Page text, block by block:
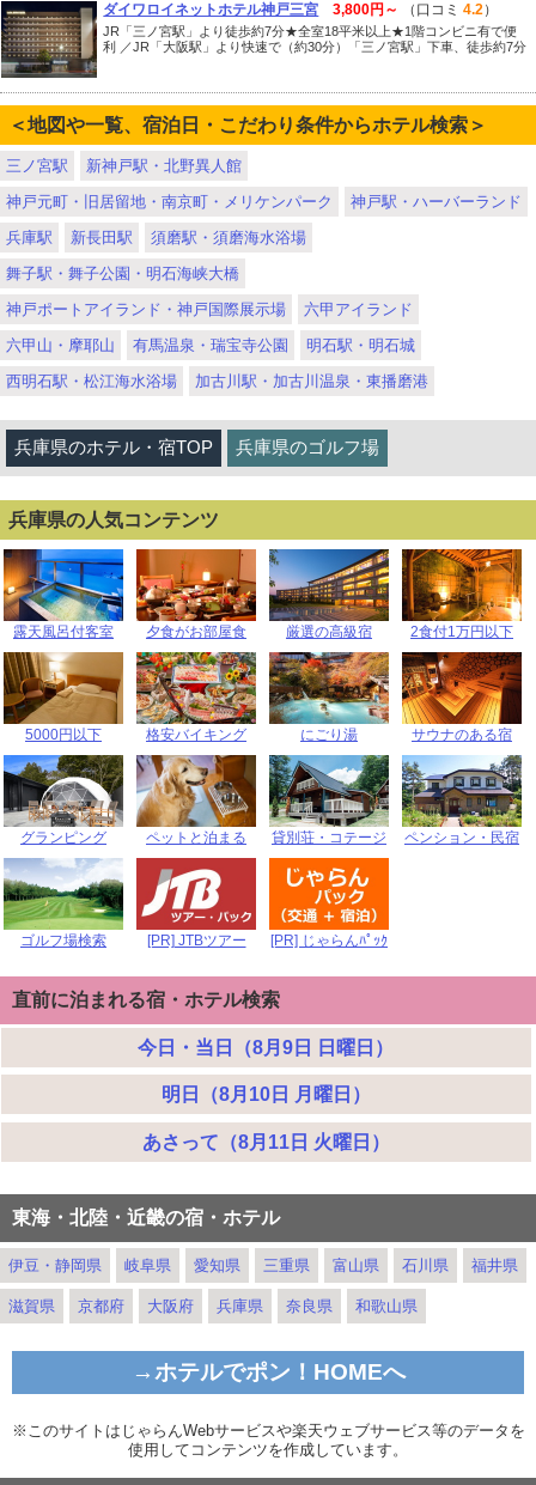
ダイワロイネットホテル神戸三宮
3,800円～ （口コミ4.2）
JR「三ノ宮駅」より徒歩約7分★全室18平米以上★1階コンビニ有で便
利 ／JR「大阪駅」より快速で（約30分）「三ノ宮駅」下車、徒歩約7分
＜地図や一覧、宿泊日・こだわり条件からホテル検索＞
三ノ宮駅
新神戸駅・北野異人館
神戸元町・旧居留地・南京町・メリケンパーク
神戸駅・ハーバーランド
兵庫駅
新長田駅
須磨駅・須磨海水浴場
舞子駅・舞子公園・明石海峡大橋
神戸ポートアイランド・神戸国際展示場
六甲アイランド
六甲山・摩耶山
有馬温泉・瑞宝寺公園
明石駅・明石城
西明石駅・松江海水浴場
加古川駅・加古川温泉・東播磨港
兵庫県のホテル・宿TOP 兵庫県のゴルフ場
兵庫県の人気コンテンツ
露天風呂付客室 夕食がお部屋食 厳選の高級宿 2食付1万円以下
5000円以下 格安バイキング にごり湯 サウナのある宿
グランピング ペットと泊まる 貸別荘・コテージ ペンション・民宿
ゴルフ場検索 [PR] JTBツアー [PR] じゃらんﾊﾟｯｸ
直前に泊まれる宿・ホテル検索
今日・当日（8月9日 日曜日）
明日（8月10日 月曜日）
あさって（8月11日 火曜日）
東海・北陸・近畿の宿・ホテル
伊豆・静岡県 岐阜県 愛知県 三重県 富山県 石川県 福井県
滋賀県 京都府 大阪府 兵庫県 奈良県 和歌山県
→ホテルでポン！HOMEへ
※このサイトはじゃらんWebサービスや楽天ウェブサービス等のデータを
使用してコンテンツを作成しています。